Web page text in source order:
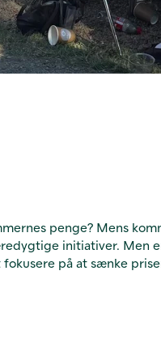
penge? Mens
initiativer. Men
på at sænke